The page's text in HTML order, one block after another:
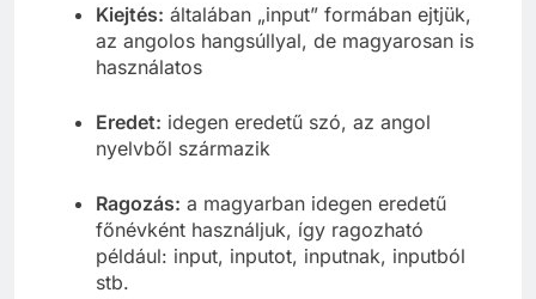
Kiejtés: általában „input” formában ejtjük,
az angolos hangsúllyal, de magyarosan is
használatos
Eredet: idegen eredetű szó, az angol
nyelvből származik
Ragozás: a magyarban idegen eredetű
főnévként használjuk, így ragozható
például: input, inputot, inputnak, inputból
stb.